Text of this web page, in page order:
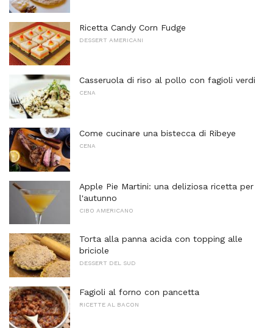
Ricetta Candy Corn Fudge
DESSERT AMERICANI
Casseruola di riso al pollo con fagioli verdi
CENA
Come cucinare una bistecca di Ribeye
CENA
Apple Pie Martini: una deliziosa ricetta per
l'autunno
CIBO AMERICANO
Torta alla panna acida con topping alle
briciole
DESSERT DEL SUD
Fagioli al forno con pancetta
RICETTE AL BACON